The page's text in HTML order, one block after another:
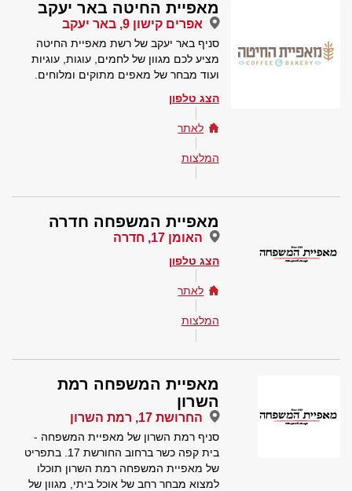
מאפיית החיטה באר יעקב
אפרים קישון 9, באר יעקב
סניף באר יעקב של רשת מאפיית החיטה
מציע לכם מגוון של לחמים, עוגות, עוגיות
ועוד מבחר של מאפים מתוקים ומלוחים.
הצג טלפון
לאתר
המלצות
מאפיית המשפחה חדרה
האומן 17, חדרה
הצג טלפון
לאתר
המלצות
מאפיית המשפחה רמת
השרון
החרושת 17, רמת השרון
סניף רמת השרון של מאפיית המשפחה -
בית קפה כשר ברחוב החורשת 17. בתפריט
של מאפיית המשפחה רמת השרון תוכלו
למצוא מבחר רחב של אוכל ביתי, מגוון של